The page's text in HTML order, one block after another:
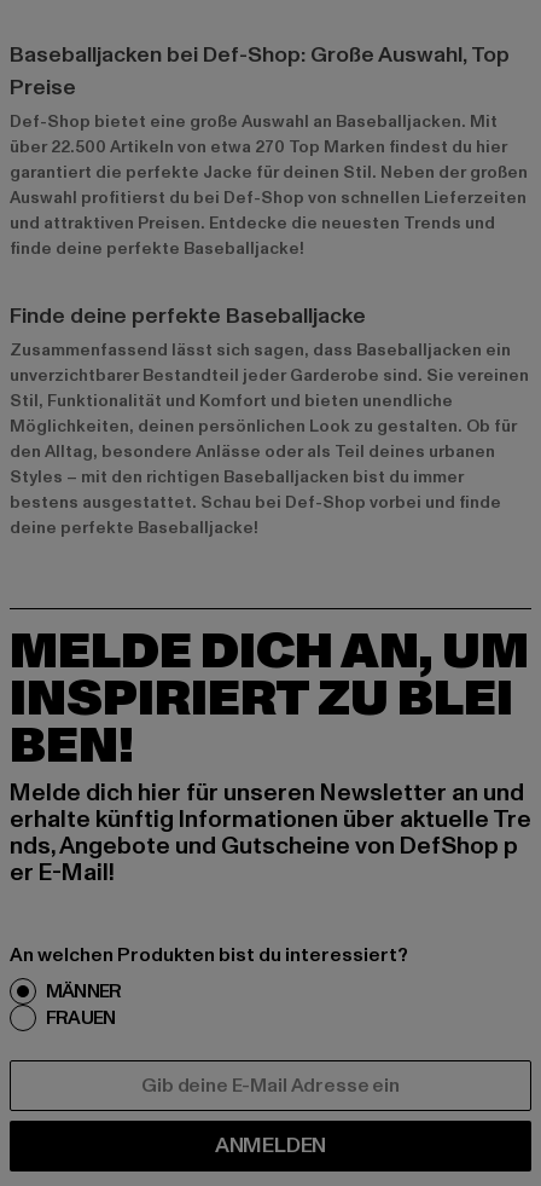
Baseballjacken bei Def-Shop: Große Auswahl, Top
Preise
Def-Shop bietet eine große Auswahl an Baseballjacken. Mit
über 22.500 Artikeln von etwa 270 Top Marken findest du hier
garantiert die perfekte Jacke für deinen Stil. Neben der großen
Auswahl profitierst du bei Def-Shop von schnellen Lieferzeiten
und attraktiven Preisen. Entdecke die neuesten Trends und
finde deine perfekte Baseballjacke!
Finde deine perfekte Baseballjacke
Zusammenfassend lässt sich sagen, dass Baseballjacken ein
unverzichtbarer Bestandteil jeder Garderobe sind. Sie vereinen
Stil, Funktionalität und Komfort und bieten unendliche
Möglichkeiten, deinen persönlichen Look zu gestalten. Ob für
den Alltag, besondere Anlässe oder als Teil deines urbanen
Styles – mit den richtigen Baseballjacken bist du immer
bestens ausgestattet. Schau bei Def-Shop vorbei und finde
deine perfekte Baseballjacke!
MELDE DICH AN, UM
INSPIRIERT ZU BLEI
BEN!
Melde dich hier für unseren Newsletter an und
erhalte künftig Informationen über aktuelle Tre
nds, Angebote und Gutscheine von DefShop p
er E-Mail!
An welchen Produkten bist du interessiert?
MÄNNER
FRAUEN
ANMELDEN